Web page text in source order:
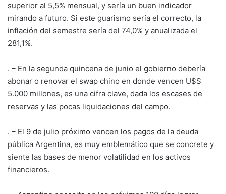
superior al 5,5% mensual, y sería un buen indicador
mirando a futuro. Si este guarismo sería el correcto, la
inflación del semestre sería del 74,0% y anualizada el
281,1%.
. – En la segunda quincena de junio el gobierno debería
abonar o renovar el swap chino en donde vencen U$S
5.000 millones, es una cifra clave, dada los escases de
reservas y las pocas liquidaciones del campo.
. – El 9 de julio próximo vencen los pagos de la deuda
pública Argentina, es muy emblemático que se concrete y
siente las bases de menor volatilidad en los activos
financieros.